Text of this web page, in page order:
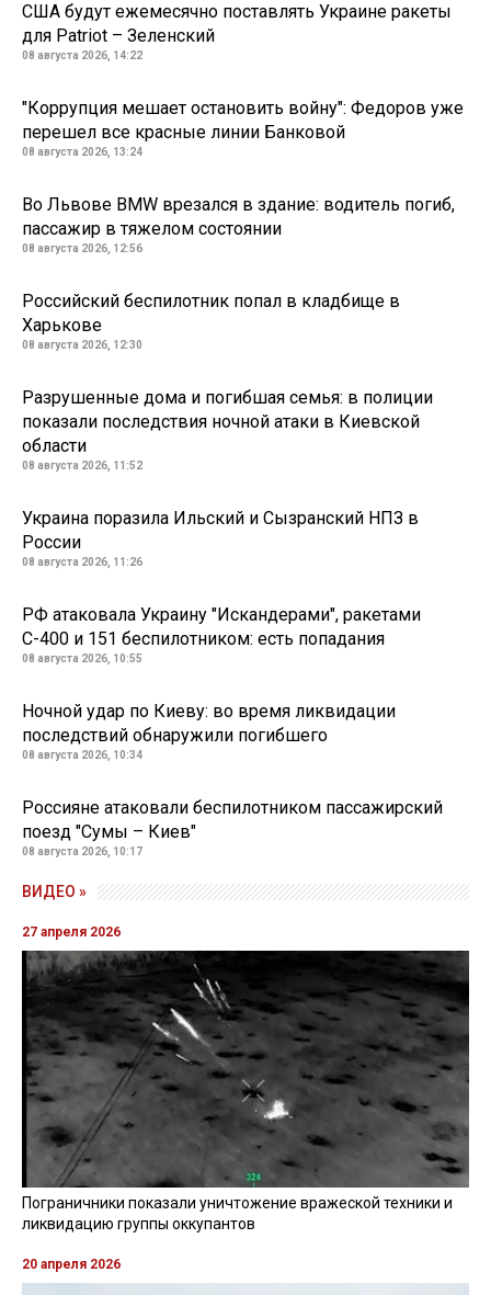
США будут ежемесячно поставлять Украине ракеты
для Patriot – Зеленский
08 августа 2026, 14:22
"Коррупция мешает остановить войну": Федоров уже
перешел все красные линии Банковой
08 августа 2026, 13:24
Во Львове BMW врезался в здание: водитель погиб,
пассажир в тяжелом состоянии
08 августа 2026, 12:56
Российский беспилотник попал в кладбище в
Харькове
08 августа 2026, 12:30
Разрушенные дома и погибшая семья: в полиции
показали последствия ночной атаки в Киевской
области
08 августа 2026, 11:52
Украина поразила Ильский и Сызранский НПЗ в
России
08 августа 2026, 11:26
РФ атаковала Украину "Искандерами", ракетами
С-400 и 151 беспилотником: есть попадания
08 августа 2026, 10:55
Ночной удар по Киеву: во время ликвидации
последствий обнаружили погибшего
08 августа 2026, 10:34
Россияне атаковали беспилотником пассажирский
поезд "Сумы – Киев"
08 августа 2026, 10:17
ВИДЕО »
27 апреля 2026
Пограничники показали уничтожение вражеской техники и
ликвидацию группы оккупантов
20 апреля 2026